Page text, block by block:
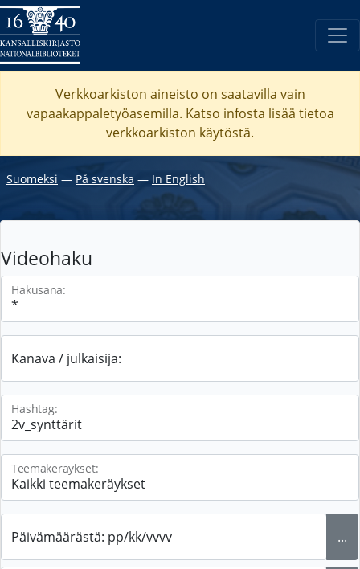
Verkkoarkiston aineisto on saatavilla vain
vapaakappaletyöasemilla. Katso infosta lisää tietoa
verkkoarkiston käytöstä.
Suomeksi ― På svenska ― In English
Videohaku
Hakusana:
Kanava / julkaisija:
Hashtag:
Teemakeräykset:
Päivämäärästä: pp/kk/vvvv ...